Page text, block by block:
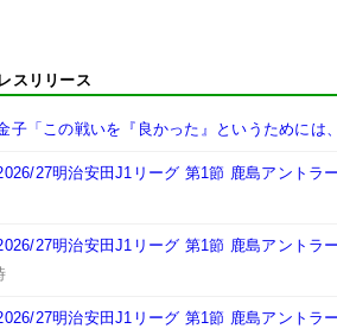
スリリース
子「この戦いを『良かった』というためには
27明治安田J1リーグ 第1節 鹿島アントラ
27明治安田J1リーグ 第1節 鹿島アントラ
27明治安田J1リーグ 第1節 鹿島アントラ